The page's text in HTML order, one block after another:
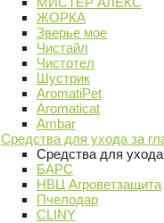
ЖОРКА
Зверье мое
Чистайл
Чистотел
Шустрик
AromatiPet
Aromaticat
Ambar
Средства для ухода за
Средства для ухода
БАРС
НВЦ Агроветзащита
Пчелодар
CLINY